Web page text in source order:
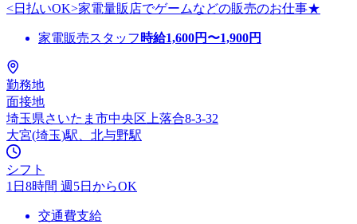
<日払いOK>家電量販店でゲームなどの販売のお仕事★
家電販売スタッフ 時給1,600円〜1,900円
勤務地
面接地
埼玉県さいたま市中央区上落合8-3-32
大宮(埼玉)駅、北与野駅
シフト
1日8時間 週5日からOK
交通費支給